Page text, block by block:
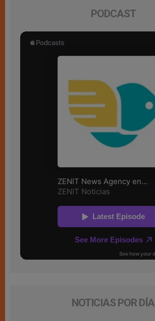
PODCAST
NOTICIAS POR DÍA